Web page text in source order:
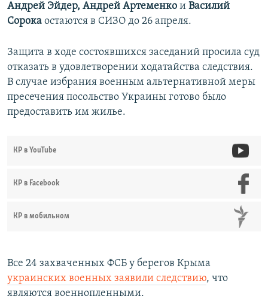
Андрей Эйдер, Андрей Артеменко и Василий
Сорока остаются в СИЗО до 26 апреля.
Защита в ходе состоявшихся заседаний просила суд
отказать в удовлетворении ходатайства следствия.
В случае избрания военным альтернативной меры
пресечения посольство Украины готово было
предоставить им жилье.
КР в YouTube
КР в Facebook
КР в мобильном
Все 24 захваченных ФСБ у берегов Крыма
украинских военных заявили следствию, что
являются военнопленными. ​